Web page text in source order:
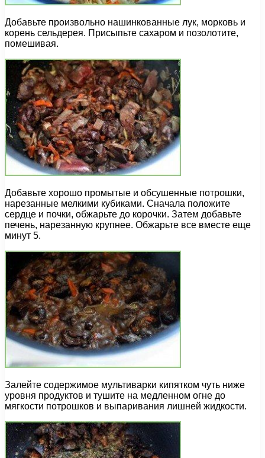
Добавьте произвольно нашинкованные лук, морковь и
корень сельдерея. Присыпьте сахаром и позолотите,
помешивая.
Добавьте хорошо промытые и обсушенные потрошки,
нарезанные мелкими кубиками. Сначала положите
сердце и почки, обжарьте до корочки. Затем добавьте
печень, нарезанную крупнее. Обжарьте все вместе еще
минут 5.
Залейте содержимое мультиварки кипятком чуть ниже
уровня продуктов и тушите на медленном огне до
мягкости потрошков и выпаривания лишней жидкости.